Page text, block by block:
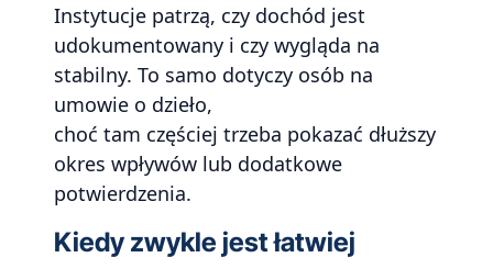
Instytucje patrzą, czy dochód jest
udokumentowany i czy wygląda na
stabilny. To samo dotyczy osób na
umowie o dzieło,
choć tam częściej trzeba pokazać dłuższy
okres wpływów lub dodatkowe
potwierdzenia.
Kiedy zwykle jest łatwiej